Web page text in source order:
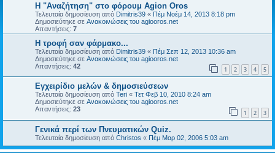
Η "Αναζήτηση" στο φόρουμ Agion Oros
Τελευταία δημοσίευση από Dimitris39 « Πέμ Νοέμ 14, 2013 8:18 pm
Δημοσιεύτηκε σε Ανακοινώσεις του agiooros.net
Απαντήσεις: 7
H τροφή σαν φάρμακο...
Τελευταία δημοσίευση από Dimitris39 « Πέμ Σεπ 12, 2013 10:36 am
Δημοσιεύτηκε σε Ανακοινώσεις του agiooros.net
Απαντήσεις: 42 1 2 3 4 5
Εγχειρίδιο μελών & δημοσιεύσεων
Τελευταία δημοσίευση από Teri « Τετ Φεβ 10, 2010 8:24 am
Δημοσιεύτηκε σε Ανακοινώσεις του agiooros.net
Απαντήσεις: 23 1 2 3
Γενικά περί των Πνευματικών Quiz.
Τελευταία δημοσίευση από Christos « Πέμ Μαρ 02, 2006 5:03 am